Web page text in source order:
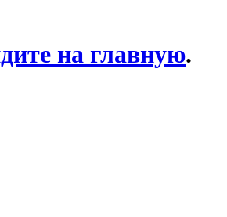
на главную.